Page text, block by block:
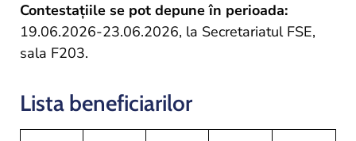
Contestațiile se pot depune în perioada:
19.06.2026-23.06.2026, la Secretariatul FSE,
sala F203.
Lista beneficiarilor